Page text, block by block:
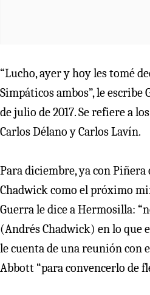
“Lucho, ayer y hoy les tomé
Simpáticos ambos”, le escribe
de julio de 2017. Se refiere a
Carlos Délano y Carlos Lavín.
Para diciembre, ya con
Chadwick como el próximo
Guerra le dice a Hermosilla:
(Andrés Chadwick) en lo que
le cuenta de una reunión con
Abbott “para convencerlo de